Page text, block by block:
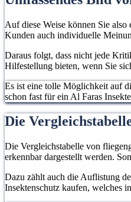
Auf diese Weise können Sie
Kunden auch individuelle
Daraus folgt, dass nicht jede
Hilfestellung bieten, wenn Sie
Es ist eine tolle Möglichkeit auf
schon fast für ein Al Faras
Die
Die Vergleichstabelle von
erkennbar dargestellt werden.
Dazu zählt auch die Auflistung
Insektenschutz kaufen, welches